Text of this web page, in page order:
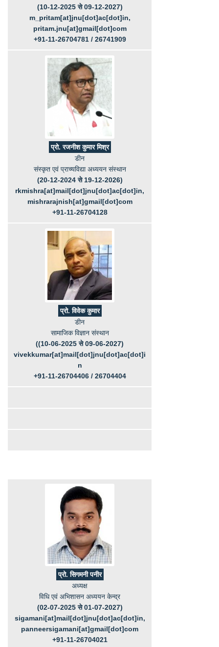
(10-12-2025 से 09-12-2027)
m_pritam[at]jnu[dot]ac[dot]in,
pritam.jnu[at]gmail[dot]com
+91-11-26704781 / 26741909
प्रो. रजनीश कुमार मिश्र
डीन
संस्कृत एवं प्राच्यविद्या अध्ययन संस्थान
(20-12-2024 से 19-12-2026)
rkmishra[at]mail[dot]jnu[dot]ac[dot]in,
mishrarajnish[at]gmail[dot]com
+91-11-26704128
प्रो. विवेक कुमार
डीन
सामाजिक विज्ञान संस्थान
((10-06-2025 से 09-06-2027)
vivekkumar[at]mail[dot]jnu[dot]ac[dot]i
n
+91-11-26704406 / 26704404
प्रो. सिगमनी पनीर
अध्यक्ष
विधि एवं अभिशासन अध्ययन केन्द्र
(02-07-2025 से 01-07-2027)
sigamani[at]mail[dot]jnu[dot]ac[dot]in,
panneersigamani[at]gmail[dot]com
+91-11-26704021